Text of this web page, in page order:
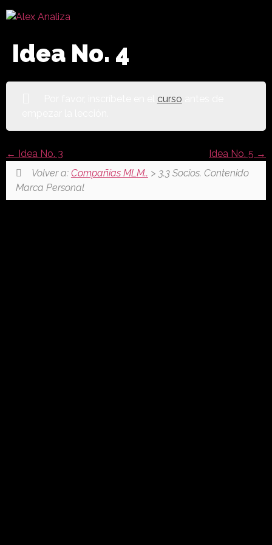
Idea No. 4
curso
Idea No. 3
Idea No. 5
Volver a: Compañías MLM.. > 3.3 Socios. Contenido
Marca Personal